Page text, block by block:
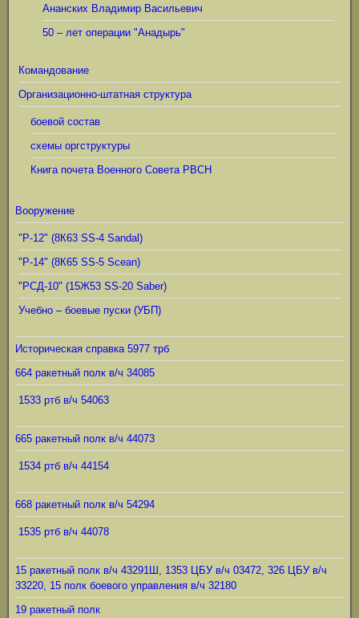
Ананских Владимир Васильевич
50 – лет операции "Анадырь"
Командование
Организационно-штатная структура
боевой состав
схемы оргструктуры
Книга почета Военного Совета РВСН
Вооружение
"Р-12" (8К63 SS-4 Sandal)
"Р-14" (8К65 SS-5 Scean)
"РСД-10" (15Ж53 SS-20 Saber)
Учебно – боевые пуски (УБП)
Историческая справка 5977 трб
664 ракетный полк в/ч 34085
1533 ртб в/ч 54063
665 ракетный полк в/ч 44073
1534 ртб в/ч 44154
668 ракетный полк в/ч 54294
1535 ртб в/ч 44078
15 ракетный полк в/ч 43291Ш, 1353 ЦБУ в/ч 03472, 326 ЦБУ в/ч
33220, 15 полк боевого управления в/ч 32180
19 ракетный полк